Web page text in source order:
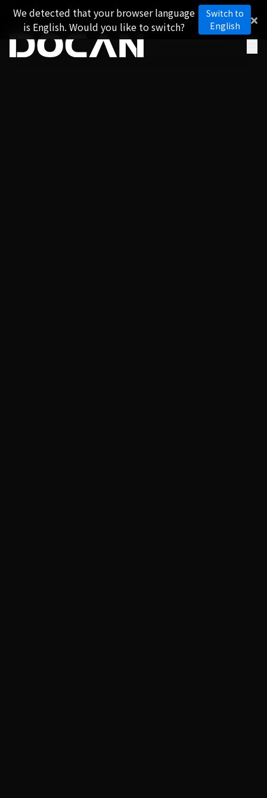
We detected that your browser language
is English. Would you like to switch?
Switch to
English